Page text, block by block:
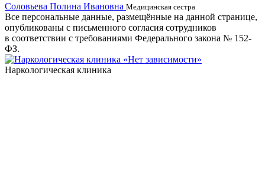
Соловьева Полина Ивановна Медицинская сестра
Все персональные данные, размещённые на данной странице,
опубликованы с письменного согласия сотрудников
в соответствии с требованиями Федерального закона № 152-
ФЗ.
Наркологическая клиника